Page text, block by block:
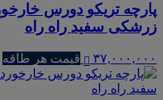
پارچه تریکو دورس
زرشکی سفید راه راه
۳۷,۰۰۰,۰۰۰ قیمت هر طاقه